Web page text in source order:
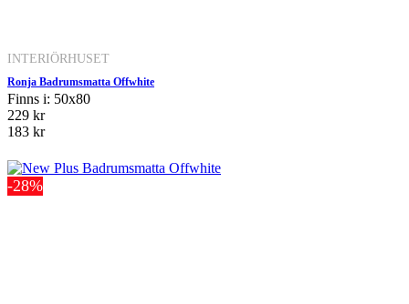
INTERIÖRHUSET
Ronja Badrumsmatta Offwhite
Finns i: 50x80
229 kr
183 kr
-28%